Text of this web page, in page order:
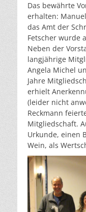
Das bewährte
erhalten:
das Amt der
Fetscher wurde
Neben der
langjährige
Angela Michel
Jahre
erhielt
(leider nicht
Reckmann
Mitgliedschaft.
Urkunde, einen
Wein, als